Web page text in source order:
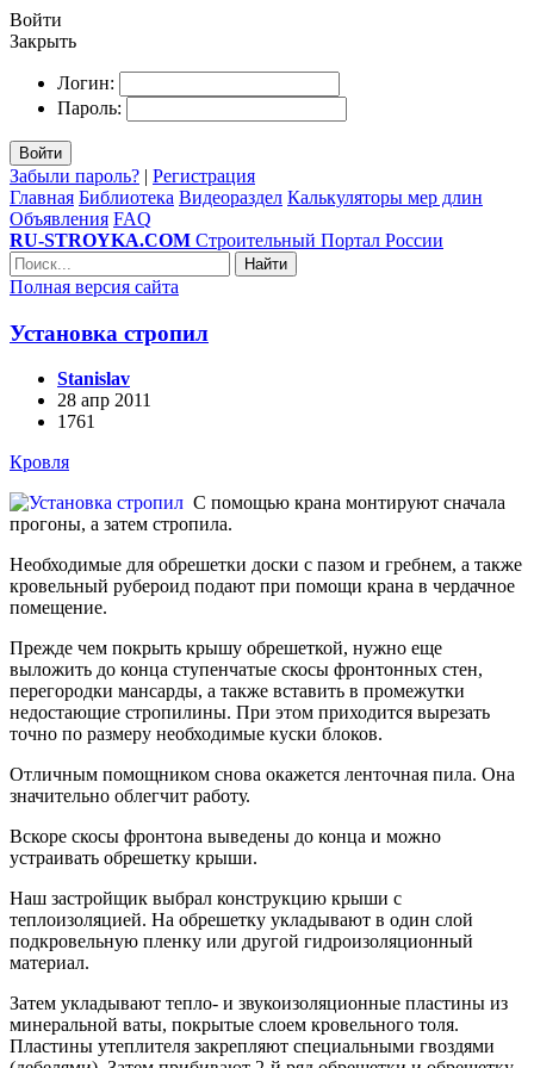
Войти
Закрыть
Логин:
Пароль:
Войти
Забыли пароль? | Регистрация
Главная Библиотека Видеораздел Калькуляторы мер длин
Объявления FAQ
RU-STROYKA.COM Строительный Портал России
Найти
Полная версия сайта
Установка стропил
Stanislav
28 апр 2011
1761
Кровля
С помощью крана монтируют сначала
прогоны, а затем стропила.
Необходимые для обрешетки доски с пазом и гребнем, а также
кро­вельный рубероид подают при помощи крана в чердачное
помещение.
Прежде чем покрыть крышу обрешеткой, нужно еще
выложить до конца ступенчатые скосы фронтонных стен,
перегородки мансарды, а также вставить в промежутки
недостающие стропилины. При этом приходится вырезать
точно по размеру необходимые куски блоков.
Отличным помощником снова окажется ленточная пила. Она
значи­тельно облегчит работу.
Вскоре скосы фронтона выведены до конца и можно
устраивать обрешетку крыши.
Наш застройщик выбрал конструкцию крыши с
теплоизоляцией. На обрешетку укладывают в один слой
подкровельную пленку или дру­гой гидроизоляционный
материал.
Затем укладывают тепло- и звукоизоляционные пластины из
мине­ральной ваты, покрытые слоем кровельного толя.
Пластины утеплителя закрепляют специальными гвоздями